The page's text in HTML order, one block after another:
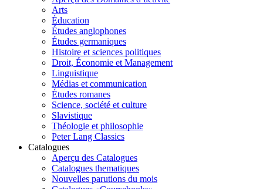
Arts
Éducation
Études anglophones
Études germaniques
Histoire et sciences politiques
Droit, Économie et Management
Linguistique
Médias et communication
Études romanes
Science, société et culture
Slavistique
Théologie et philosophie
Peter Lang Classics
Catalogues
Aperçu des Catalogues
Catalogues thematiques
Nouvelles parutions du mois